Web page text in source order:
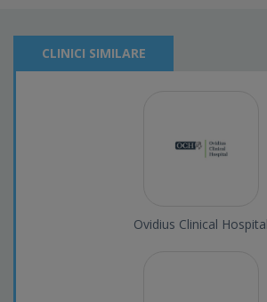
CLINICI SIMILARE
Ovidius Clinical Hospital